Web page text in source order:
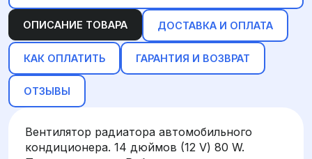
ОПИСАНИЕ ТОВАРА ДОСТАВКА И ОПЛАТА
КАК ОПЛАТИТЬ ГАРАНТИЯ И ВОЗВРАТ
ОТЗЫВЫ
Вентилятор радиатора автомобильного
кондиционера. 14 дюймов (12 V) 80 W.